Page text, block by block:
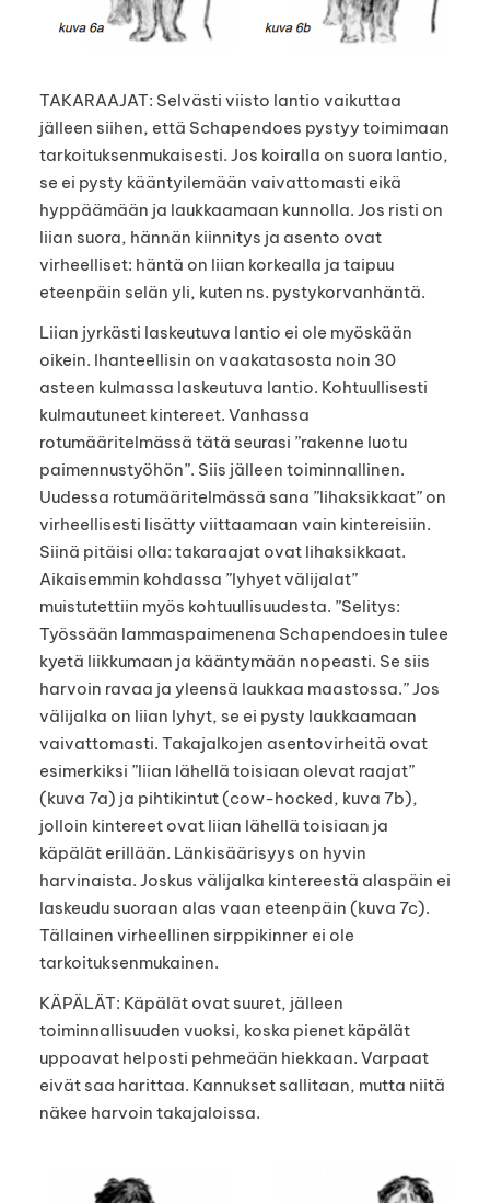
TAKARAAJAT: Selvästi viisto lantio vaikuttaa
jälleen siihen, että Schapendoes pystyy toimimaan
tarkoituksenmukaisesti. Jos koiralla on suora lantio,
se ei pysty kääntyilemään vaivattomasti eikä
hyppäämään ja laukkaamaan kunnolla. Jos risti on
liian suora, hännän kiinnitys ja asento ovat
virheelliset: häntä on liian korkealla ja taipuu
eteenpäin selän yli, kuten ns. pystykorvanhäntä.
Liian jyrkästi laskeutuva lantio ei ole myöskään
oikein. Ihanteellisin on vaakatasosta noin 30
asteen kulmassa laskeutuva lantio. Kohtuullisesti
kulmautuneet kintereet. Vanhassa
rotumääritelmässä tätä seurasi ”rakenne luotu
paimennustyöhön”. Siis jälleen toiminnallinen.
Uudessa rotumääritelmässä sana ”lihaksikkaat” on
virheellisesti lisätty viittaamaan vain kintereisiin.
Siinä pitäisi olla: takaraajat ovat lihaksikkaat.
Aikaisemmin kohdassa ”lyhyet välijalat”
muistutettiin myös kohtuullisuudesta. ”Selitys:
Työssään lammaspaimenena Schapendoesin tulee
kyetä liikkumaan ja kääntymään nopeasti. Se siis
harvoin ravaa ja yleensä laukkaa maastossa.” Jos
välijalka on liian lyhyt, se ei pysty laukkaamaan
vaivattomasti. Takajalkojen asentovirheitä ovat
esimerkiksi ”liian lähellä toisiaan olevat raajat”
(kuva 7a) ja pihtikintut (cow-hocked, kuva 7b),
jolloin kintereet ovat liian lähellä toisiaan ja
käpälät erillään. Länkisäärisyys on hyvin
harvinaista. Joskus välijalka kintereestä alaspäin ei
laskeudu suoraan alas vaan eteenpäin (kuva 7c).
Tällainen virheellinen sirppikinner ei ole
tarkoituksenmukainen.
KÄPÄLÄT: Käpälät ovat suuret, jälleen
toiminnallisuuden vuoksi, koska pienet käpälät
uppoavat helposti pehmeään hiekkaan. Varpaat
eivät saa harittaa. Kannukset sallitaan, mutta niitä
näkee harvoin takajaloissa.